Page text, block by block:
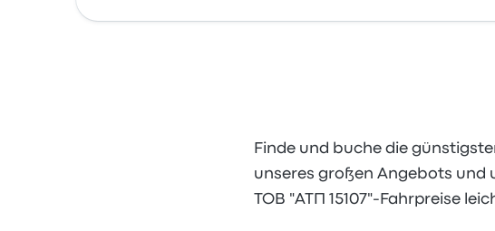
Finde und buche die
unseres großen Angebots und
ТОВ "АТП 15107"-Fahrpreise